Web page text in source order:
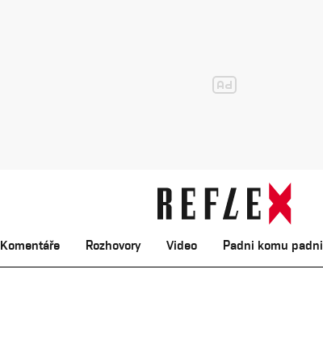
Komentáře Rozhovory Video Padni komu padni